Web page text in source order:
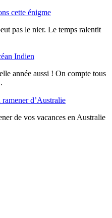
cette énigme
pas le nier. Le temps ralentit
Indien
année aussi ! On compte tous
d’Australie
de vos vacances en Australie